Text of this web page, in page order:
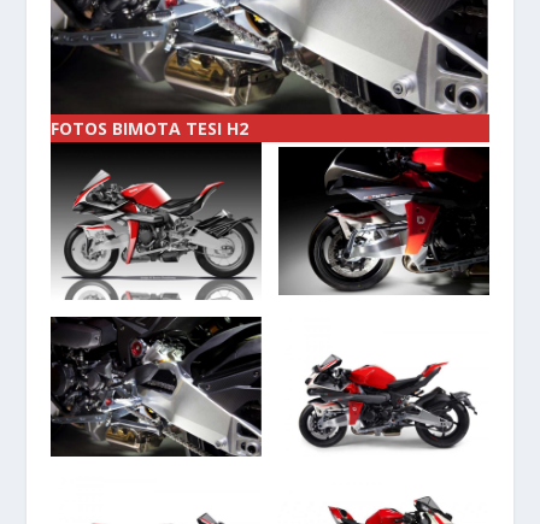
FOTOS BIMOTA TESI H2